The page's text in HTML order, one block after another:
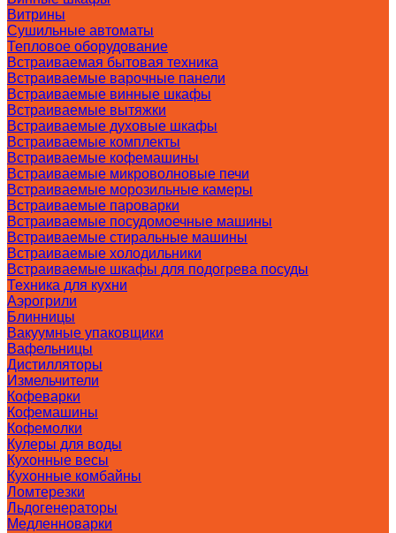
Витрины
Сушильные автоматы
Тепловое оборудование
Встраиваемая бытовая техника
Встраиваемые варочные панели
Встраиваемые винные шкафы
Встраиваемые вытяжки
Встраиваемые духовые шкафы
Встраиваемые комплекты
Встраиваемые кофемашины
Встраиваемые микроволновые печи
Встраиваемые морозильные камеры
Встраиваемые пароварки
Встраиваемые посудомоечные машины
Встраиваемые стиральные машины
Встраиваемые холодильники
Встраиваемые шкафы для подогрева посуды
Техника для кухни
Аэрогрили
Блинницы
Вакуумные упаковщики
Вафельницы
Дистилляторы
Измельчители
Кофеварки
Кофемашины
Кофемолки
Кулеры для воды
Кухонные весы
Кухонные комбайны
Ломтерезки
Льдогенераторы
Медленноварки